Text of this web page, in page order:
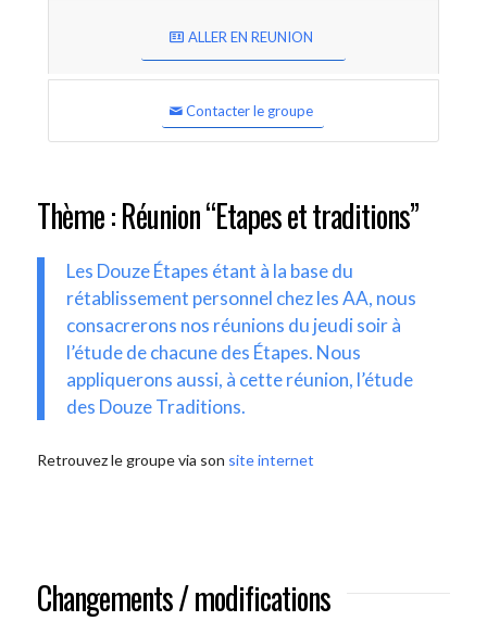
ALLER EN REUNION
Contacter le groupe
Thème : Réunion “Etapes et traditions”
Les Douze Étapes étant à la base du
rétablissement personnel chez les AA, nous
consacrerons nos réunions du jeudi soir à
l’étude de chacune des Étapes. Nous
appliquerons aussi, à cette réunion, l’étude
des Douze Traditions.
Retrouvez le groupe via son site internet
Changements / modifications